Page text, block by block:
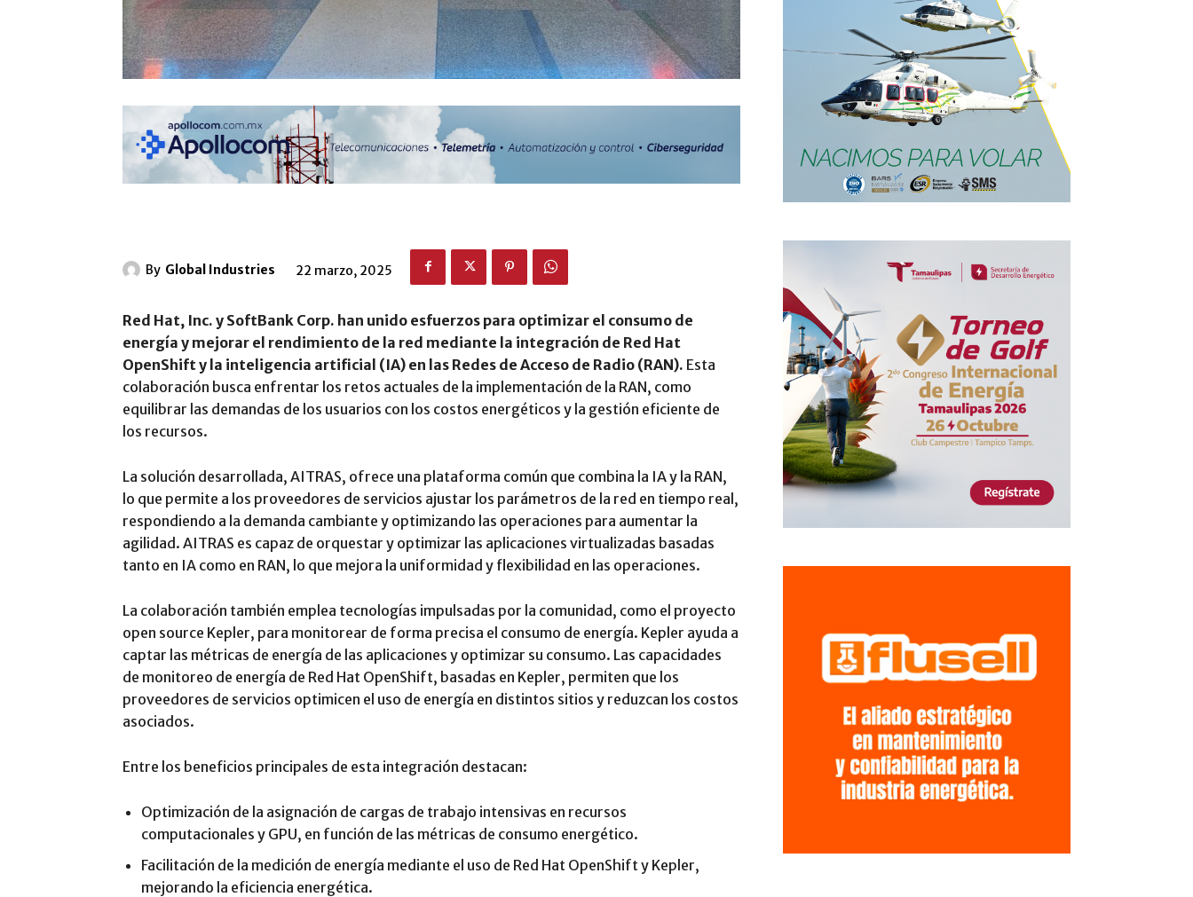
By Global Industries 22 marzo, 2025
Red Hat, Inc. y SoftBank Corp. han unido esfuerzos para optimizar el consumo de
energía y mejorar el rendimiento de la red mediante la integración de Red Hat
OpenShift y la inteligencia artificial (IA) en las Redes de Acceso de Radio (RAN). Esta
colaboración busca enfrentar los retos actuales de la implementación de la RAN, como
equilibrar las demandas de los usuarios con los costos energéticos y la gestión eficiente de
los recursos.
La solución desarrollada, AITRAS, ofrece una plataforma común que combina la IA y la RAN,
lo que permite a los proveedores de servicios ajustar los parámetros de la red en tiempo real,
respondiendo a la demanda cambiante y optimizando las operaciones para aumentar la
agilidad. AITRAS es capaz de orquestar y optimizar las aplicaciones virtualizadas basadas
tanto en IA como en RAN, lo que mejora la uniformidad y flexibilidad en las operaciones.
La colaboración también emplea tecnologías impulsadas por la comunidad, como el proyecto
open source Kepler, para monitorear de forma precisa el consumo de energía. Kepler ayuda a
captar las métricas de energía de las aplicaciones y optimizar su consumo. Las capacidades
de monitoreo de energía de Red Hat OpenShift, basadas en Kepler, permiten que los
proveedores de servicios optimicen el uso de energía en distintos sitios y reduzcan los costos
asociados.
Entre los beneficios principales de esta integración destacan:
Optimización de la asignación de cargas de trabajo intensivas en recursos
computacionales y GPU, en función de las métricas de consumo energético.
Facilitación de la medición de energía mediante el uso de Red Hat OpenShift y Kepler,
mejorando la eficiencia energética.